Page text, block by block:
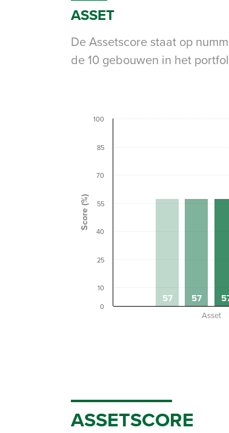
ASSET
De Assetscore staat op
de 10 gebouwen in het
Score (%)
57 57
Asset
0
10
25
40
55
70
85
100
ASSETSCORE